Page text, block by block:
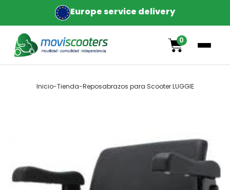
Europe service delivery
0
Inicio-Tienda-Reposabrazos para Scooter LUGGIE